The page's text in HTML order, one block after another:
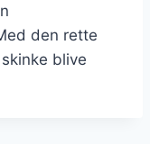
den rette
blive